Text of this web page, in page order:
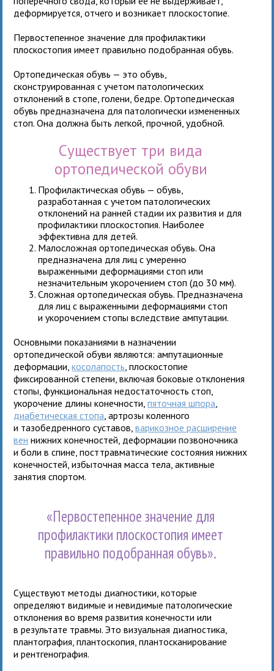
деформируется, отчего и возникает плоскостопие.
Первостепенное значение для профилактики
плоскостопия имеет правильно подобранная обувь.
Ортопедическая обувь — это обувь,
сконструированная с учетом патологических
отклонений в стопе, голени, бедре. Ортопедическая
обувь предназначена для патологически измененных
стоп. Она должна быть легкой, прочной, удобной.
Существует три вида
ортопедической обуви
Профилактическая обувь — обувь,
разработанная с учетом патологических
отклонений на ранней стадии их развития и для
профилактики плоскостопия. Наиболее
эффективна для детей.
Малосложная ортопедическая обувь. Она
предназначена для лиц с умеренно
выраженными деформациями стоп или
незначительным укорочением стоп (до 30 мм).
Сложная ортопедическая обувь. Предназначена
для лиц с выраженными деформациями стоп
и укорочением стопы вследствие ампутации.
Основными показаниями в назначении
ортопедической обуви являются: ампутационные
деформации,косолапость , плоскостопие
фиксированной степени, включая боковые отклонения
стопы, функциональная недостаточность стоп,
укорочение длины конечности,пяточная шпора
диабетическая стопа , артрозы коленного
и тазобедренного суставов,варикозное расширение
вен нижних конечностей, деформации позвоночника
и боли в спине, посттравматические состояния нижних
конечностей, избыточная масса тела, активные
занятия спортом.
«Первостепенное значение для
профилактики плоскостопия имеет
правильно подобранная обувь».
Существуют методы диагностики, которые
определяют видимые и невидимые патологические
отклонения во время развития конечности или
в результате травмы. Это визуальная диагностика,
плантография, плантоскопия, плантосканирование
и рентгенография.